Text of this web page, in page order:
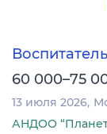
60 000–75
13 июля 2026
АНДОО